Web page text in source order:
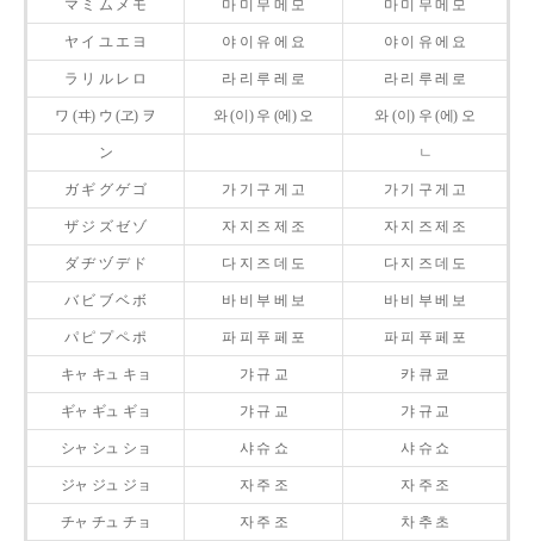
マ ミ ム メ モ 마 미 무 메 모 마 미 무 메 모
ヤ イ ユ エ ヨ 야 이 유 에 요 야 이 유 에 요
ラ リ ル レ ロ 라 리 루 레 로 라 리 루 레 로
ワ (ヰ) ウ (ヱ) ヲ 와 (이) 우 (에) 오 와 (이) 우 (에) 오
ン ㄴ
ガ ギ グ ゲ ゴ 가 기 구 게 고 가 기 구 게 고
ザ ジ ズ ゼ ゾ 자 지 즈 제 조 자 지 즈 제 조
ダ ヂ ヅ デ ド 다 지 즈 데 도 다 지 즈 데 도
バ ビ ブ ベ ボ 바 비 부 베 보 바 비 부 베 보
パ ピ プ ペ ポ 파 피 푸 페 포 파 피 푸 페 포
キャ キュ キョ 갸 규 교 캬 큐 쿄
ギャ ギュ ギョ 갸 규 교 갸 규 교
シャ シュ ショ 샤 슈 쇼 샤 슈 쇼
ジャ ジュ ジョ 자 주 조 자 주 조
チャ チュ チョ 자 주 조 차 추 초